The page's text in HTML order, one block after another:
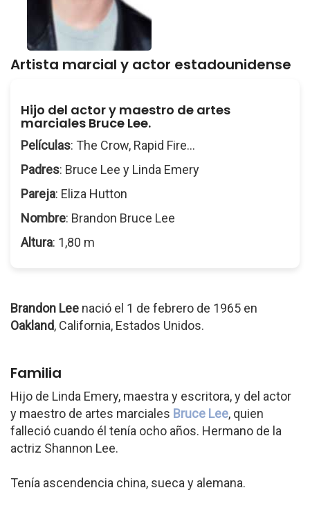
Artista marcial y actor estadounidense
Hijo del actor y maestro de artes
marciales Bruce Lee.
Películas: The Crow, Rapid Fire...
Padres: Bruce Lee y Linda Emery
Pareja: Eliza Hutton
Nombre: Brandon Bruce Lee
Altura: 1,80 m
Brandon Lee nació el 1 de febrero de 1965 en
Oakland, California, Estados Unidos.
Familia
Hijo de Linda Emery, maestra y escritora, y del actor
y maestro de artes marciales Bruce Lee, quien
falleció cuando él tenía ocho años. Hermano de la
actriz Shannon Lee.
Tenía ascendencia china, sueca y alemana.